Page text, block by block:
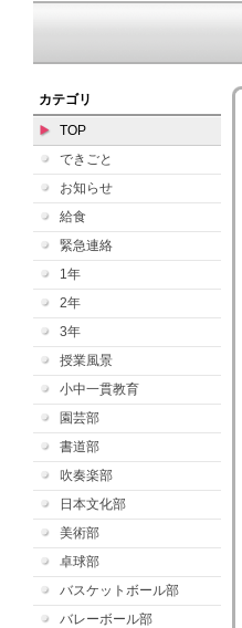
カテゴリ
TOP
できごと
お知らせ
給食
緊急連絡
1年
2年
3年
授業風景
小中一貫教育
園芸部
書道部
吹奏楽部
日本文化部
美術部
卓球部
バスケットボール部
バレーボール部